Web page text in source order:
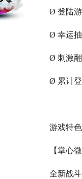
Ø 登陆
Ø 幸运抽
Ø 刺激
Ø 累计
游戏特色
【掌心
全新战